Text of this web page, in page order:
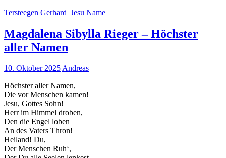
Tersteegen Gerhard Jesu Name
Magdalena Sibylla Rieger – Höchster
aller Namen
10. Oktober 2025Andreas
Höchster aller Namen,
Die vor Menschen kamen!
Jesu, Gottes Sohn!
Herr im Himmel droben,
Den die Engel loben
An des Vaters Thron!
Heiland! Du,
Der Menschen Ruh‘,